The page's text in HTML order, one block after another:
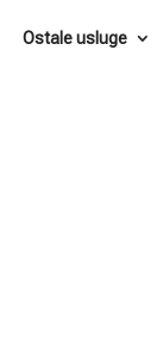
Ostale usluge